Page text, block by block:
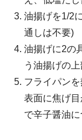
油揚げを1/2
通しは不要)
油揚げに2の
う油揚げの上
フライパン
表面に焦げ
で辛子醤油